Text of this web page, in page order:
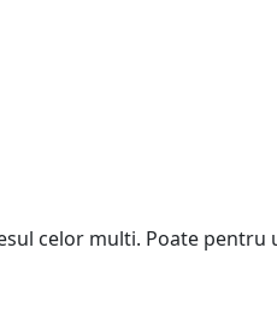
celor multi. Poate